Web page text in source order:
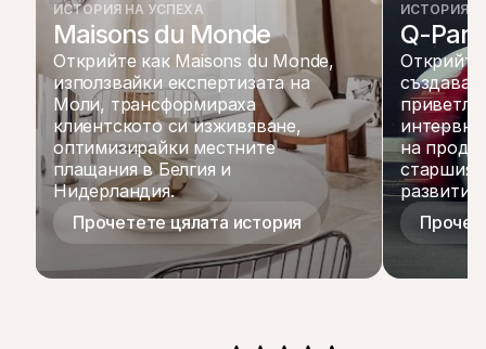
ИСТОРИЯ НА УСПЕХА
Maisons du Monde
Открийте как Maisons du Monde,
използвайки експертизата на
Моли, трансформираха
клиентското си изживяване,
оптимизирайки местните
плащания в Белгия и
Нидерландия.
Прочетете цялата история
ИСТОРИЯ
Q-Park
Открийте
създава
интервю
на
старшия
развитие